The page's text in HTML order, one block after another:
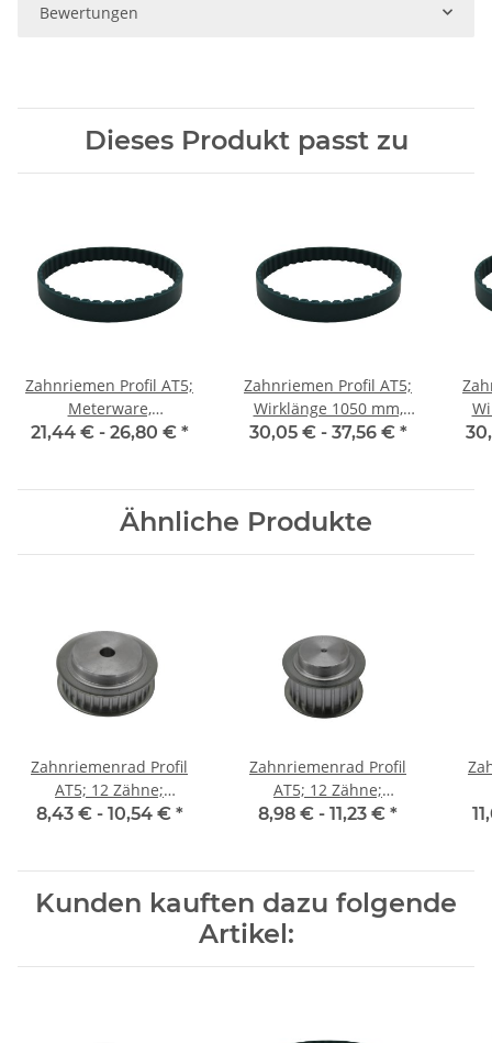
Bewertungen
Dieses Produkt passt zu
Zahnriemen Profil AT5;
Meterware,
Riemenbreite 10 mm
21,44 € - 26,80 € *
Zahnriemen Profil AT5;
Wirklänge 1050 mm,
Riemenbreite 10 mm
30,05 € - 37,56 € *
Ähnliche Produkte
Zahnriemenrad Profil
AT5; 12 Zähne;
Riemenbreite 10 mm
8,43 € - 10,54 € *
Zahnriemenrad Profil
AT5; 12 Zähne;
Riemenbreite 16 mm
8,98 € - 11,23 € *
Kunden kauften dazu folgende
Artikel: